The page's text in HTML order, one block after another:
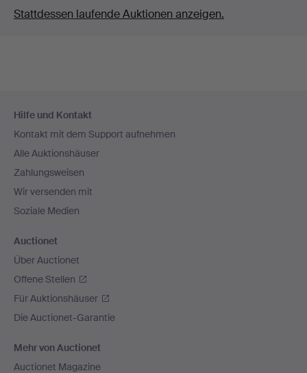
Stattdessen laufende Auktionen anzeigen.
Navigation
Hilfe und Kontakt
Kontakt mit dem Support aufnehmen
Alle Auktionshäuser
Zahlungsweisen
Wir versenden mit
Soziale Medien
Auctionet
Über Auctionet
Offene Stellen
Für Auktionshäuser
Die Auctionet-Garantie
Mehr von Auctionet
Auctionet Magazine